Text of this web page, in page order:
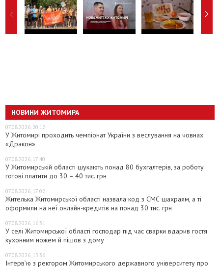
НОВИНИ ЖИТОМИРА
07.08.2026, 20:12
У Житомирі проходить чемпіонат України з веслування на човнах
«Дракон»
07.08.2026, 17:40
У Житомирській області шукають понад 80 бухгалтерів, за роботу
готові платити до 30 – 40 тис. грн
07.08.2026, 17:02
Жителька Житомирської області назвала код з СМС шахраям, а ті
оформили на неї онлайн-кредитів на понад 30 тис. грн
07.08.2026, 16:31
У селі Житомирської області господар під час сварки вдарив гостя
кухонним ножем й пішов з дому
07.08.2026, 15:36
Інтерв’ю з ректором Житомирського державного університету про